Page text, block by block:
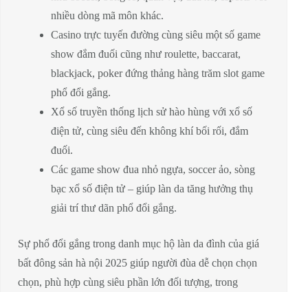
nhiều dòng mã môn khác.
Casino trực tuyến đường cùng siêu một số game
show đắm đuối cũng như roulette, baccarat,
blackjack, poker đứng thảng hàng trăm slot game
phổ đổi gắng.
Xổ số truyền thống lịch sử hào hùng với xổ số
điện tử, cùng siêu đến không khí bối rối, đắm
đuối.
Các game show đua nhỏ ngựa, soccer ảo, sòng
bạc xổ số điện tử – giúp làn da tăng hưởng thụ
giải trí thư dãn phổ đổi gắng.
Sự phổ đổi gắng trong danh mục hộ làn da đình của giá
bất đông sản hà nội 2025 giúp người đùa dễ chọn chọn
chọn, phù hợp cùng siêu phần lớn đối tượng, trong